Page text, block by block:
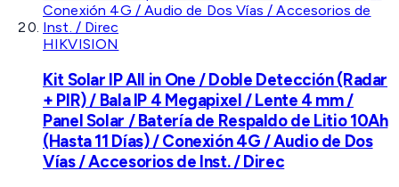
HIKVISION
Kit Solar IP All in One / Doble Detección (Radar
+ PIR) / Bala IP 4 Megapixel / Lente 4 mm /
Panel Solar / Batería de Respaldo de Litio 10Ah
(Hasta 11 Días) / Conexión 4G / Audio de Dos
Vías / Accesorios de Inst. / Direc